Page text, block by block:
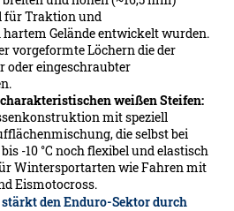
für Traktion und
Gelände entwickelt wurden.
vorgeformte Löchern die der
oder eingeschraubter
weißen Steifen:
mit speziell
die selbst bei
-10 °C noch flexibel und elastisch
Wintersportarten wie Fahren mit
Eismotocross.
den Enduro-Sektor durch